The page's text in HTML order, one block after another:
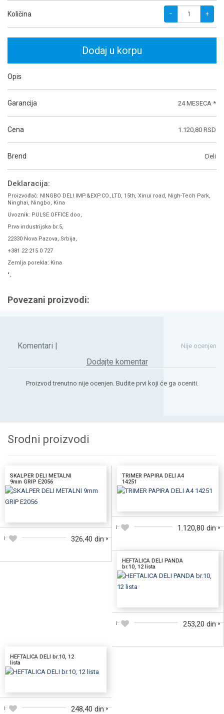
Količina − +
Dodaj u korpu
Opis
Garancija 24 MESECA *
Cena 1.120,80 RSD
Brend Deli
Deklaracija:
Proizvođač: NINGBO DELI IMP.&EXP.CO.,LTD, 15th, Xinui road, Nigh-Tech Park,
Ninghai, Ningbo, Kina
Uvoznik: PULSE OFFICE doo,
Prva industrijska br.5,
22330 Nova Pazova, Srbija,
+381 22 215 0 727
Zemlja porekla: Kina
",
Povezani proizvodi:
Nije ocenjen
Komentari |
Dodajte komentar
Proizvod trenutno nije ocenjen. Budite prvi koji će ga oceniti.
Srodni proizvodi
SKALPER DELI METALNI
9mm GRIP E2056
326,40 din
TRIMER PAPIRA DELI A4
14251
1.120,80 din
HEFTALICA DELI PANDA
br.10, 12 lista
253,20 din
HEFTALICA DELI br.10, 12
lista
248,40 din